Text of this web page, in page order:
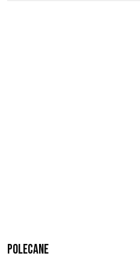
Polecane